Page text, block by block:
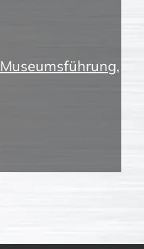
Museumsführung,